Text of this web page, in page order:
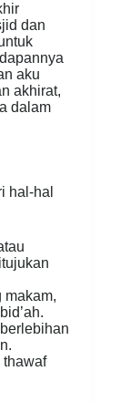
dan
aku
akhirat,
dalam
hal-hal
makam,
thawaf